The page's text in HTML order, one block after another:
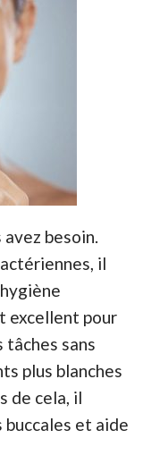
besoin.
il
excellent pour
sans
plus blanches
de cela, il
et aide